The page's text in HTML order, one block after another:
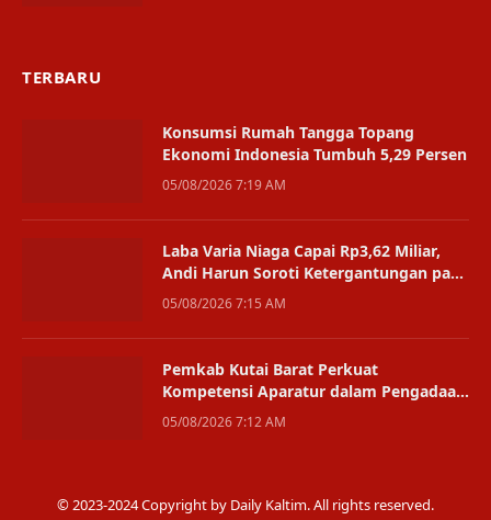
TERBARU
Konsumsi Rumah Tangga Topang
Ekonomi Indonesia Tumbuh 5,29 Persen
05/08/2026 7:19 AM
Laba Varia Niaga Capai Rp3,62 Miliar,
Andi Harun Soroti Ketergantungan pada
Satu Bisnis
05/08/2026 7:15 AM
Pemkab Kutai Barat Perkuat
Kompetensi Aparatur dalam Pengadaan
Digital
05/08/2026 7:12 AM
© 2023-2024 Copyright by Daily Kaltim. All rights reserved.